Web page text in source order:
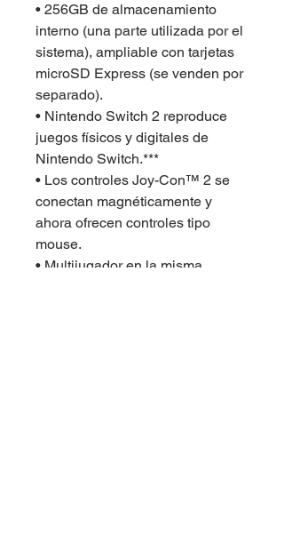
• 256GB de almacenamiento
interno (una parte utilizada por el
sistema), ampliable con tarjetas
microSD Express (se venden por
separado).
• Nintendo Switch 2 reproduce
juegos físicos y digitales de
Nintendo Switch.***
• Los controles Joy-Con™ 2 se
conectan magnéticamente y
ahora ofrecen controles tipo
mouse.
• Multijugador en la misma